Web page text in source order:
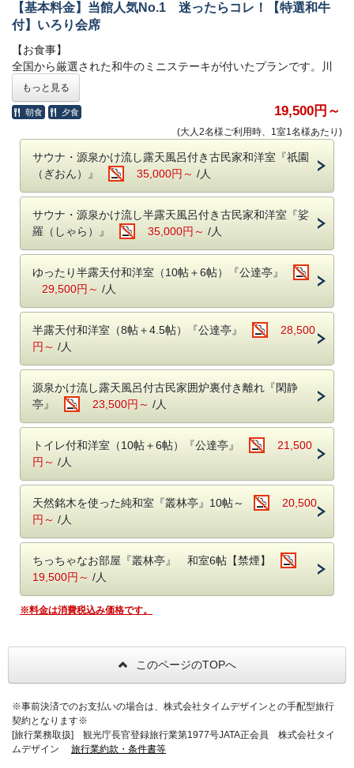
【基本料金】当館人気No.1 迷ったらコレ！【特選和牛
付】いろり会席
【お食事】
全国から厳選された和牛のミニステーキが付いたプランです。川
魚・一升べら・ばんだい餅等、囲炉裏で焼き上げた山川の幸や郷
土食もお召し上がりいただけます。料理長お勧めの旬の素材を盛
り込んだ囲炉裏会席です。
●ご夕食●
○特選和牛ミニステーキ
○囲炉裏会席
串焼、鍋物、刺身、煮物、デザート、他
※季節や仕入状況により変更する可能性がございます。
12月31日
～1月2日は特選和牛ミニステーキを別のお料理に変更させていた
だく場合がございます。
※2026年1月1日以降のご予約につきまして、いかなる理由（食物
および除去はできかねます。
※12月31日～1月2日は別注料理（岩魚の骨酒を含む）のご注文は
お受けいたしかねます。
※お部屋食は行っておりません。すべてのお客様にお食事処にお
越しいただく形となります。
○和食膳
【ご注意】当HPからのご予約の場合、日本秘湯を守る会のスタン
プ帳への押印ができません
従前は当HPからのご予約でもスタンプ帳の発行・押印が可能でし
たが、2023年12月27日予約分より、当館への直接の
のみ
お願い申し上げます。
もっと見る
朝食 夕食 19,500円～
(大人2名様ご利用時、1室1名様あたり)
サウナ・源泉かけ流し露天風呂付き古民家和洋室『祇園
（ぎおん）』
35,000円～ /人
サウナ・源泉かけ流し半露天風呂付き古民家和洋室『娑
羅（しゃら）』
35,000円～ /人
ゆったり半露天付和洋室（10帖＋6帖）『公達亭』
29,500円～ /人
半露天付和洋室（8帖＋4.5帖）『公達亭』
28,500
円～ /人
源泉かけ流し露天風呂付古民家囲炉裏付き離れ『閑静
亭』
23,500円～ /人
トイレ付和洋室（10帖＋6帖）『公達亭』
21,500
円～ /人
天然銘木を使った純和室『叢林亭』10帖～
20,500
円～ /人
ちっちゃなお部屋『叢林亭』 和室6帖【禁煙】
19,500円～ /人
※料金は消費税込み価格です。
このページのTOPへ
※事前決済でのお支払いの場合は、株式会社タイムデザインとの手配型旅行
契約となります※
[旅行業務取扱] 観光庁長官登録旅行業第1977号JATA正会員 株式会社タイ
ムデザイン 旅行業約款・条件書等